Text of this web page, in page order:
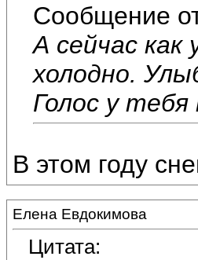
Сообщение
А сейчас как
холодно.
Голос у
В этом году
Елена Евдокимова
Цитата: